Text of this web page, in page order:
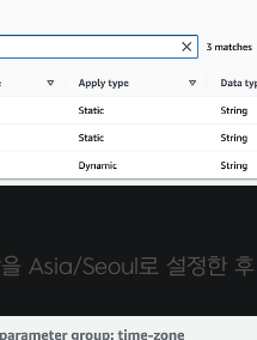
Asia/Seoul로 설정한